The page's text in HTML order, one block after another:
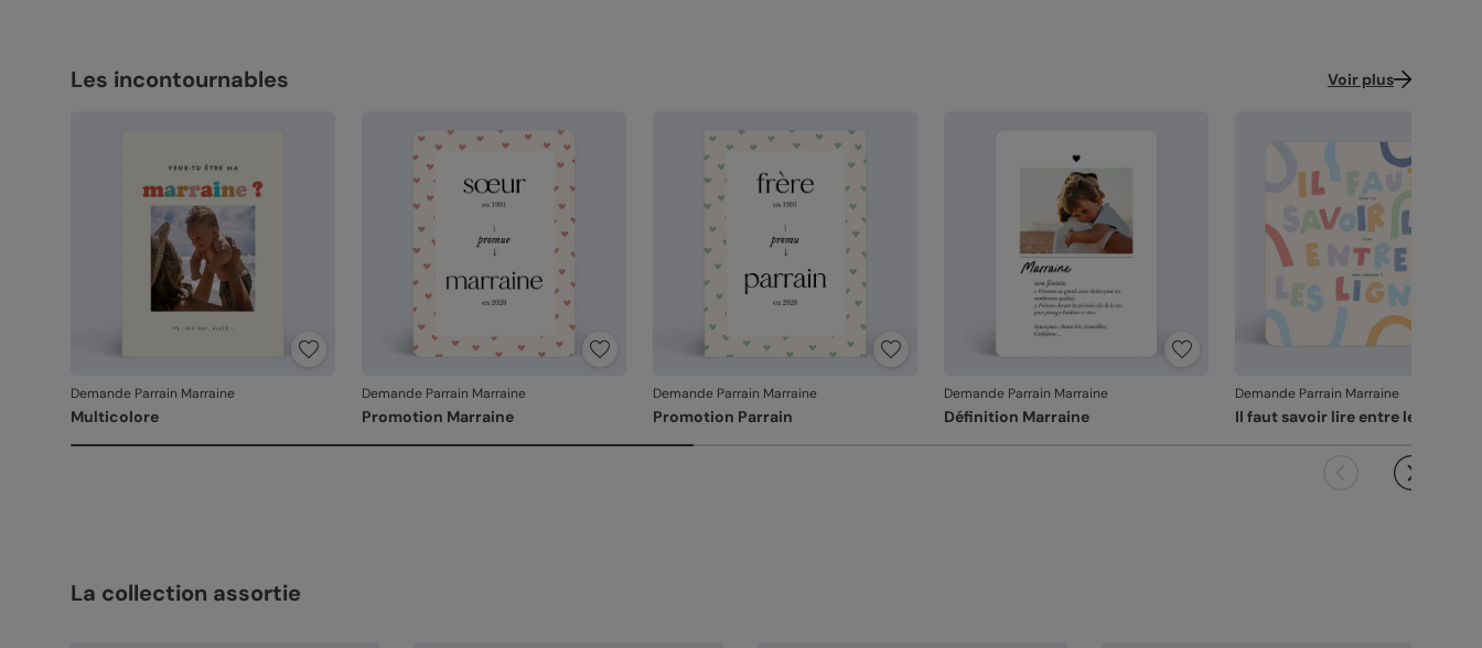
Les incontournables Voir plus
Demande Parrain Marraine
Multicolore
Demande Parrain Marraine
Promotion Marraine
Demande Parrain Marraine
Promotion Parrain
Demande Parrain Marraine
Définition Marraine
Demande Parrain Marraine
Il faut savoir lire entre les lignes
La collection assortie